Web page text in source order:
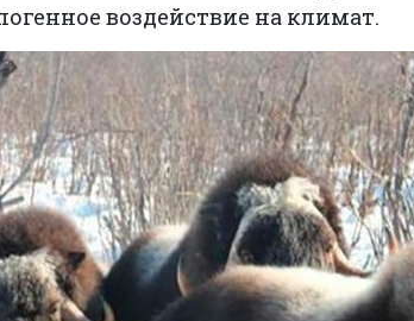
воздействие на климат.